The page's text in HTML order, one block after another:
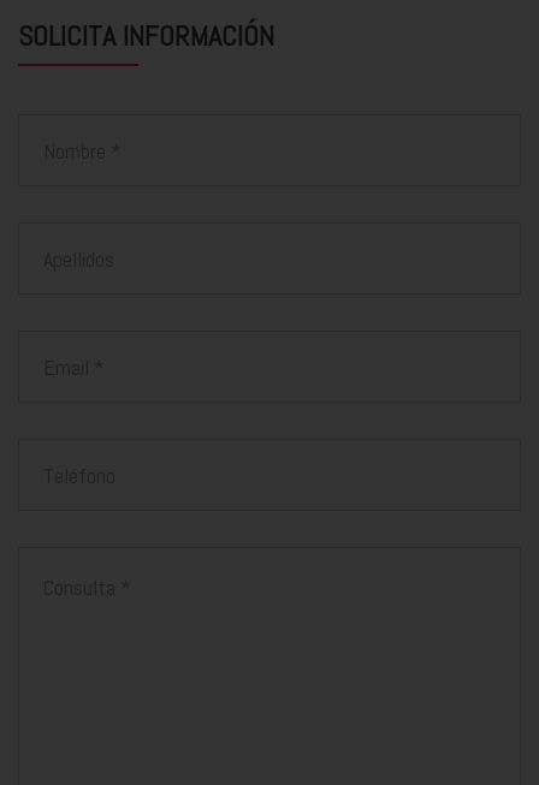
SOLICITA INFORMACIÓN